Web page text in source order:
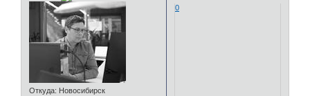
Откуда: Новосибирск
0